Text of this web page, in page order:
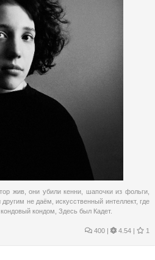
жив,они убили кенни шапочки из фольги
не даём ,искусственный интеллект,где
кондовый кондом Здесь был Кадет.
400 | 4.54 | 1